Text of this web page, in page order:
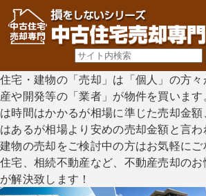
住宅・建物の「売却」は「個人」の方
産や開発等の「業者」が物件を買います
は時間はかかるが相場に準じた売却金
はあるが相場より安めの売却金額と言わ
建物の売却をご検討中の方はお気軽に
住宅、相続不動産など、不動産売却の
が解決致します！